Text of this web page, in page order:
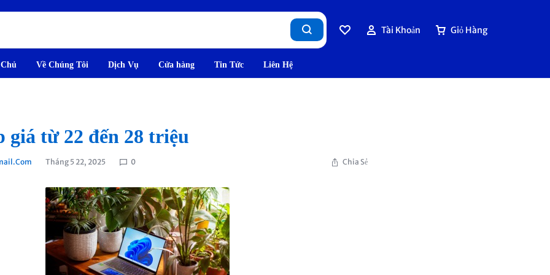
Tài Khoản Giỏ Hàng
Về Chúng Tôi Dịch Vụ Cửa hàng Tin Tức Liên Hệ
giá từ 22 đến 28 triệu
Tháng 5 22, 2025 0 Chia Sẻ